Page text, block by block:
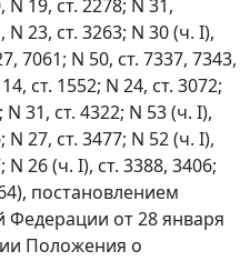
N 19, ст. 2278; N 31,
N 23, ст. 3263; N 30 (ч. I),
7061; N 50, ст. 7337, 7343,
ст. 1552; N 24, ст. 3072;
N 31, ст. 4322; N 53 (ч. I),
N 27, ст. 3477; N 52 (ч. I),
N 26 (ч. I), ст. 3388, 3406;
постановлением
Федерации от 28 января
Положения о